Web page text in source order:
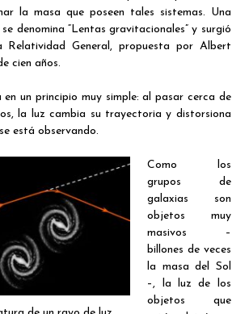
la masa que poseen tales sistemas. Una
denomina “Lentas gravitacionales” y surgió
General, propuesta por Albert
cien años.
en un principio muy simple: al pasar cerca de
la luz cambia su trayectoria y distorsiona
está observando.
Como los
grupos de
galaxias son
objetos muy
masivos –
billones de veces
la masa del Sol
–, la luz de los
objetos que